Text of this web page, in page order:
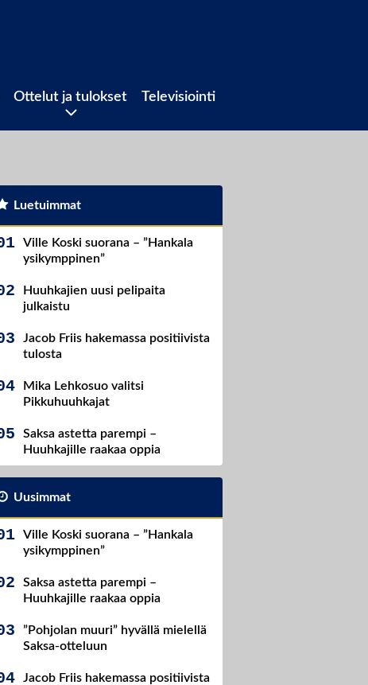
Ottelut ja tulokset Televisiointi
Luetuimmat
Ville Koski suorana – ”Hankala
ysikymppinen”
Huuhkajien uusi pelipaita
julkaistu
Jacob Friis hakemassa positiivista
tulosta
Mika Lehkosuo valitsi
Pikkuhuuhkajat
Saksa astetta parempi –
Huuhkajille raakaa oppia
Uusimmat
Ville Koski suorana – ”Hankala
ysikymppinen”
Saksa astetta parempi –
Huuhkajille raakaa oppia
”Pohjolan muuri” hyvällä mielellä
Saksa-otteluun
Jacob Friis hakemassa positiivista